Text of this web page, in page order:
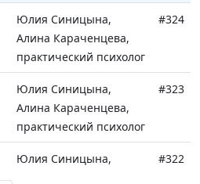
Юлия Синицына,
Алина Караченцева,
практический психолог
#324
Юлия Синицына,
Алина Караченцева,
практический психолог
#323
Юлия Синицына,
#322